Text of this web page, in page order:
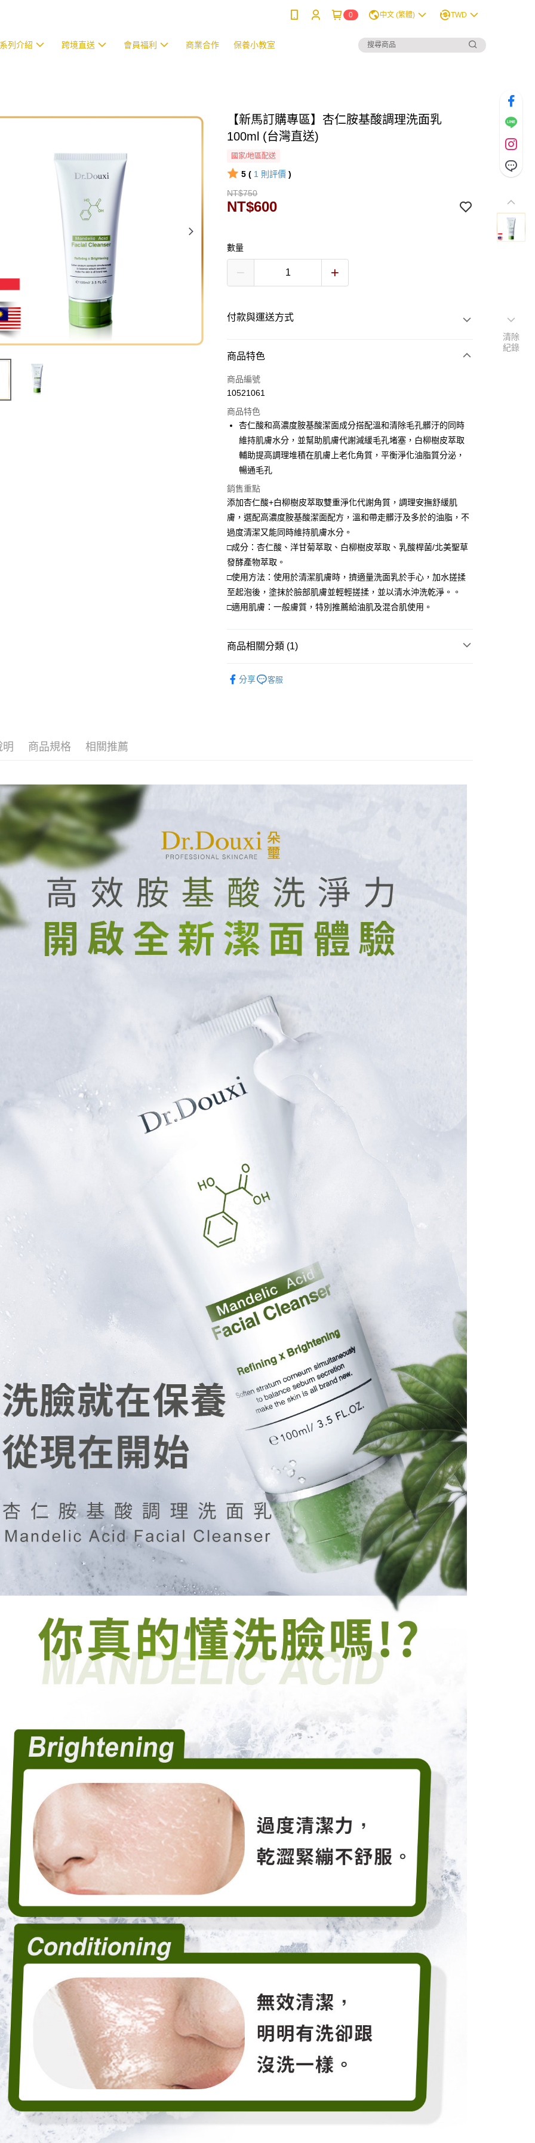
0 中文 (繁體) TWD
列介紹 跨境直送 會員福利 商業合作 保養小教室
【新馬訂購專區】杏仁胺基酸調理洗面乳
100ml (台灣直送)
國家/地區配送
5 ( 1 則評價 )
NT$750
NT$600
數量
付款與運送方式
付款方式
信用卡一次付款
運送方式
海外-新馬 查看運費
商品特色
商品編號
10521061
商品特色
杏仁酸和高濃度胺基酸潔面成分搭配溫和清除毛孔髒汙的同時
維持肌膚水分，並幫助肌膚代謝減緩毛孔堵塞，白柳樹皮萃取
輔助提高調理堆積在肌膚上老化角質，平衡淨化油脂質分泌，
暢通毛孔
銷售重點
添加杏仁酸+白柳樹皮萃取雙重淨化代謝角質，調理安撫舒緩肌
膚，選配高濃度胺基酸潔面配方，溫和帶走髒汙及多於的油脂，不
過度清潔又能同時維持肌膚水分。
□成分：杏仁酸、洋甘菊萃取、白柳樹皮萃取、乳酸桿菌/北美聖草
發酵產物萃取。
□使用方法：使用於清潔肌膚時，擠適量洗面乳於手心，加水搓揉
至起泡後，塗抹於臉部肌膚並輕輕搓揉，並以清水沖洗乾淨。。
□適用肌膚：一般膚質，特別推薦給油肌及混合肌使用。
商品相關分類 (1)
分享
客服
明 商品規格 相關推薦
清除
紀錄